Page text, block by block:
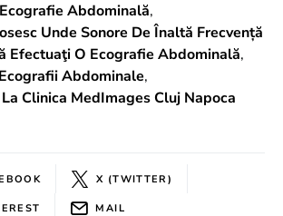
Ecografie Abdominală,
Unde Sonore De Înaltă Frecvență
Efectuaţi O Ecografie Abdominală,
Abdominale,
Clinica MedImages Cluj Napoca
X (TWITTER)
MAIL